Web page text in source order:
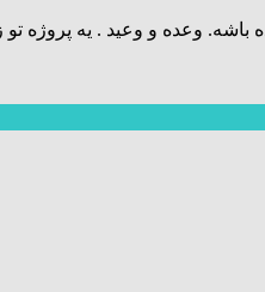
وعده و وعید . یه پروژه